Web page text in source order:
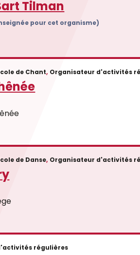
Tilman
pour cet organisme)
de Chant, Organisateur d'activités
de Danse, Organisateur d'activités
régulières